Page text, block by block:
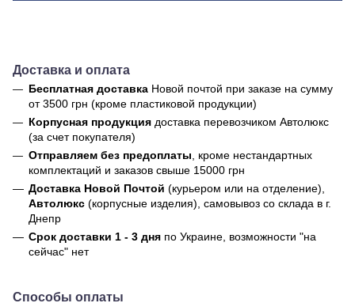
Доставка и оплата
Бесплатная доставка Новой почтой при заказе на сумму
от 3500 грн (кроме пластиковой продукции)
Корпусная продукция доставка перевозчиком Автолюкс
(за счет покупателя)
Отправляем без предоплаты , кроме нестандартных
комплектаций и заказов свыше 15000 грн
Доставка Новой Почтой (курьером или на отделение),
Автолюкс (корпусные изделия), самовывоз со склада в г.
Днепр
Срок доставки 1 - 3 дня по Украине, возможности "на
сейчас" нет
Способы оплаты